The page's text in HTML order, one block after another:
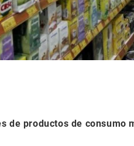
de productos de consumo